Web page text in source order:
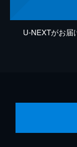
U-NEXTがお届